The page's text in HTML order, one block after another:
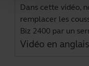
Dans cette vidéo,
remplacer les
Biz 2400 par un
Vidéo en anglais